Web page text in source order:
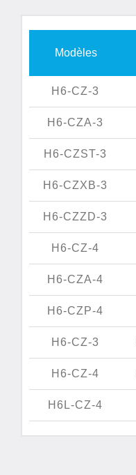
Modèles
H6-CZ-3
H6-CZA-3
H6-CZST-3
H6-CZXB-3
H6-CZZD-3
H6-CZ-4
H6-CZA-4
H6-CZP-4
H6-CZ-3
H6-CZ-4
H6L-CZ-4